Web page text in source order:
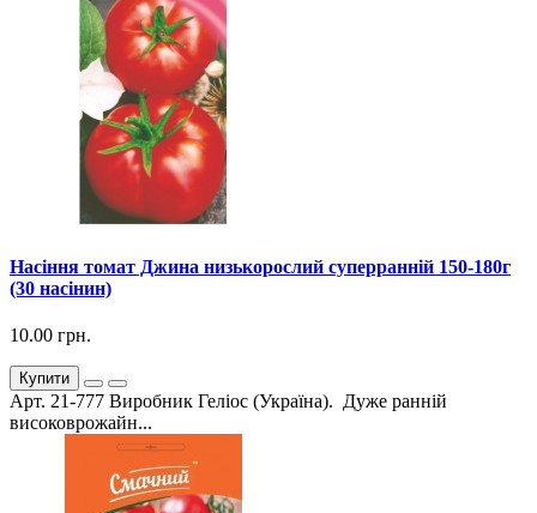
Насіння томат Джина низькорослий суперранній 150-180г
(30 насінин)
10.00 грн.
Купити
Арт. 21-777 Виробник Геліос (Україна). Дуже ранній
високоврожайн...